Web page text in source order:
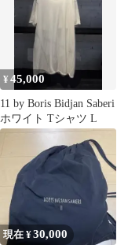
¥45,000
11 by Boris Bidjan Saberi
ホワイト Tシャツ L
現在 ¥30,000